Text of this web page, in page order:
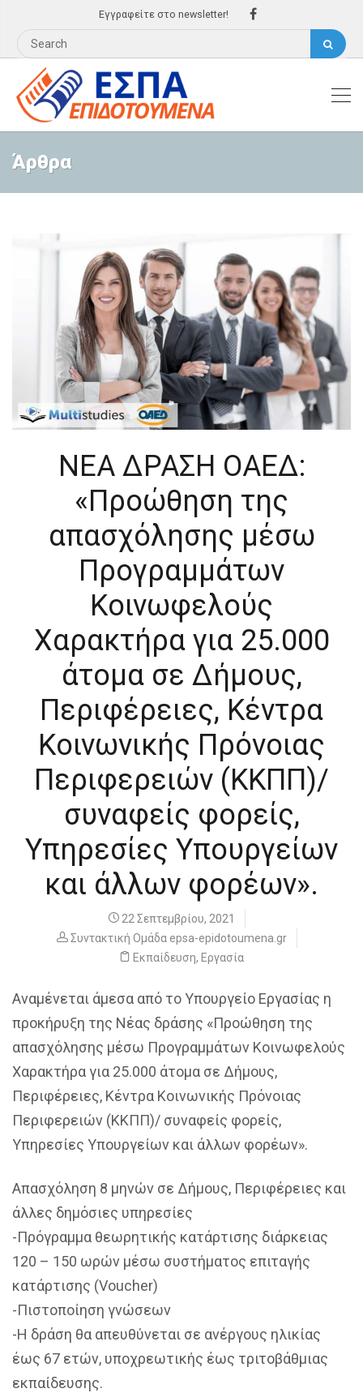
Εγγραφείτε στο newsletter!
Άρθρα
ΝΕΑ ΔΡΑΣΗ ΟΑΕΔ:
«Προώθηση της
απασχόλησης μέσω
Προγραμμάτων
Κοινωφελούς
Χαρακτήρα για 25.000
άτομα σε Δήμους,
Περιφέρειες, Κέντρα
Κοινωνικής Πρόνοιας
Περιφερειών (ΚΚΠΠ)/
συναφείς φορείς,
Υπηρεσίες Υπουργείων
και άλλων φορέων».
22 Σεπτεμβρίου, 2021
Συντακτική Ομάδα epsa-epidotoumena.gr
Εκπαίδευση, Εργασία
Αναμένεται άμεσα από το Υπουργείο Εργασίας η
προκήρυξη της Νέας δράσης «Προώθηση της
απασχόλησης μέσω Προγραμμάτων Κοινωφελούς
Χαρακτήρα για 25.000 άτομα σε Δήμους,
Περιφέρειες, Κέντρα Κοινωνικής Πρόνοιας
Περιφερειών (ΚΚΠΠ)/ συναφείς φορείς,
Υπηρεσίες Υπουργείων και άλλων φορέων».
Απασχόληση 8 μηνών σε Δήμους, Περιφέρειες και
άλλες δημόσιες υπηρεσίες
-Πρόγραμμα θεωρητικής κατάρτισης διάρκειας
120 – 150 ωρών μέσω συστήματος επιταγής
κατάρτισης (Voucher)
-Πιστοποίηση γνώσεων
-Η δράση θα απευθύνεται σε ανέργους ηλικίας
έως 67 ετών, υποχρεωτικής έως τριτοβάθμιας
εκπαίδευσης.